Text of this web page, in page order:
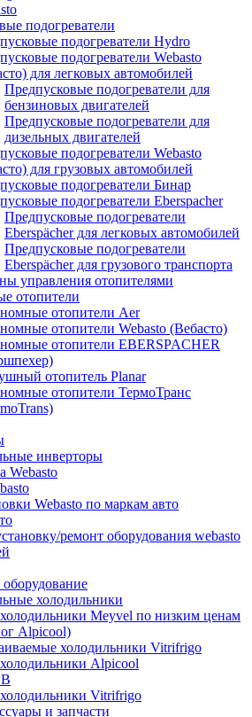
подогреватели
подогреватели Hydro
подогреватели Webasto
для легковых автомобилей
Предпусковые подогреватели для
бензиновых двигателей
Предпусковые подогреватели для
дизельных двигателей
подогреватели Webasto
для грузовых автомобилей
подогреватели Бинар
подогреватели Eberspacher
Предпусковые подогреватели
Eberspächer для легковых автомобилей
Предпусковые подогреватели
Eberspächer для грузового транспорта
управления отопителями
отопители
отопители Аer
отопители Webasto (Вебасто)
отопители EBERSPACHER
отопитель Planar
отопители ТермоТранс
инверторы
Webasto
Webasto по маркам авто
ремонт оборудования webasto
холодильники
Meyvel по низким ценам
Alpicool)
холодильники Vitrifrigo
Alpicool
Vitrifrigo
и запчасти